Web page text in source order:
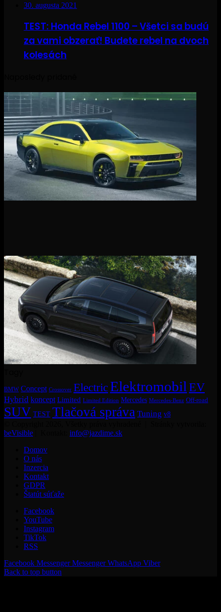
30. augusta 2021
TEST: Honda Rebel 1100 – Všetci sa budú
za vami obzerať! Budete rebel na dvoch
kolesách
BMW Concept Crossover ElectricElektromobil EV
Hybrid koncept Limited Limited Edition Mercedes Mercedes-Benz Off-road
SUV TEST Tlačová správa Tuning v8
beVisible
info@jazdime.sk
Domov
O nás
Inzercia
Kontakt
GDPR
Štatút súťaže
Facebook
YouTube
Instagram
TikTok
RSS
Facebook Messenger Messenger WhatsApp Viber
Back to top button